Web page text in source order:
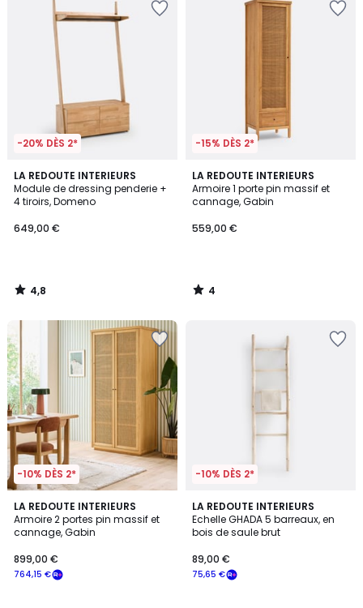
-20% DÈS 2*
LA REDOUTE INTERIEURS
Module de dressing penderie +
4 tiroirs, Domeno
649,00 €
4,8
/ 5
4,8
/
-15% DÈS 2*
LA REDOUTE INTERIEURS
Armoire 1 porte pin massif et
cannage, Gabin
559,00 €
4
/
5
4
/
-10% DÈS 2*
LA REDOUTE INTERIEURS
Armoire 2 portes pin massif et
cannage, Gabin
764,15 €
899,00 €
4,6
/ 5
-10% DÈS 2*
LA REDOUTE INTERIEURS
Echelle GHADA 5 barreaux, en
bois de saule brut
75,65 €
89,00 €
3,1
/
5